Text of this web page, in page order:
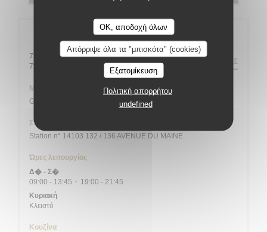
OK, αποδοχή όλων
Απόρριψε όλα τα "μπισκότα" (cookies)
Εξατομίκευση
Πολιτική απορρήτου
undefined
Γενικές πληροφορίες
79 rue Daguerre - 01 43 21 92 29
75014 Paris
((ανοίγει σε νέο παράθυρο))
ΟΔΗΓΊΕΣ
Μετρό
Gaîté
Σταθμός ποδηλάτων
Station n° 14103 132 / 136 AVENUE DU MAINE
Ώρες λειτουργίας
Δ� - Σ�
09:00 - 13:45 •
19:00 - 21:45
Κυριακή
Κλειστό
Κουζίνα